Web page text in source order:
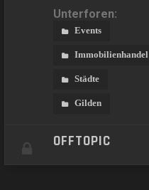
Unterforen:
Events
Immobilienhandel
Städte
Gilden
OFFTOPIC